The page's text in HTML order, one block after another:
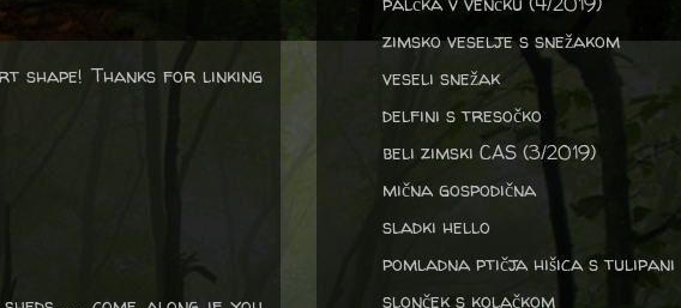
shape! Thanks for linking
zimsko veselje s snežakom
veseli snežak
delfini s tresočko
beli zimski CAS (3/2019)
mična gospodična
sladki hello
pomladna ptičja hišica s tulipani
slonček s kolačkom